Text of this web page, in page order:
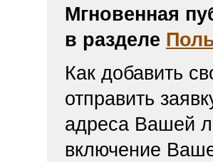
Мгновенная
в разделе
Как добавить
отправить
адреса Вашей
включение